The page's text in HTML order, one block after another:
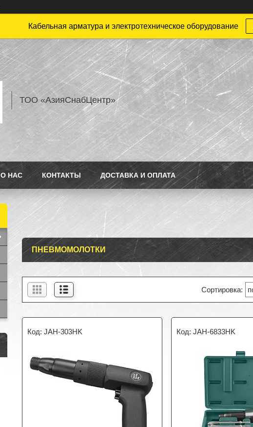
Кабельная арматура и электротехническое оборудование
ТОО «АзияСнабЦентр»
О НАС КОНТАКТЫ ДОСТАВКА И ОПЛАТА
ПНЕВМОМОЛОТКИ
JAH-303HK JAH-6833HK